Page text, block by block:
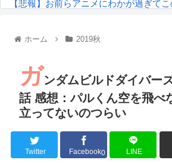
【悲報】お前らアニメにわかが過ぎて
『進撃の巨人』で一番面白いところって
るろうに剣心 -明治剣客浪漫譚- 京都動
同盟、帝国、フェザーン。生まれるなら
Powered by livedoor 相互RSS
ホーム 2019秋
ガンダムビルドダイバー
話 感想：パルくん空を飛べ
立ってないのつらい
Twitter Facebook0 LINE